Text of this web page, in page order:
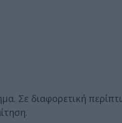
Σε διαφορετική